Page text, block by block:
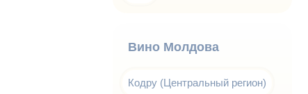
Вино Молдова
Кодру (Центральный регион)